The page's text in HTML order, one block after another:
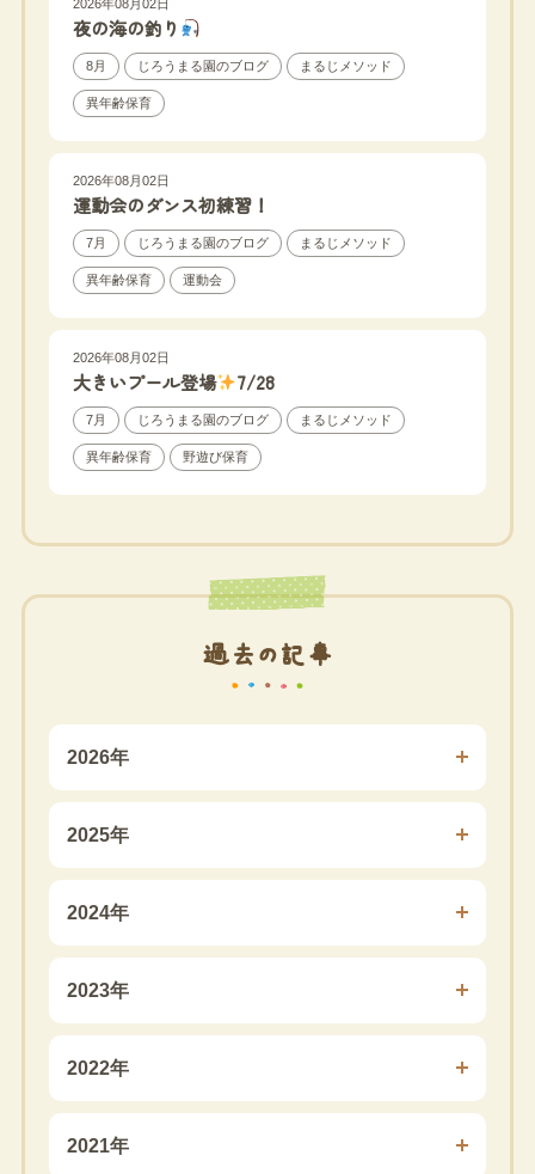
2026年08月02日
夜の海の釣り
8月 じろうまる園のブログ まるじメソッド
異年齢保育
2026年08月02日
運動会のダンス初練習！
7月 じろうまる園のブログ まるじメソッド
異年齢保育 運動会
2026年08月02日
大きいプール登場 7/28
7月 じろうまる園のブログ まるじメソッド
異年齢保育 野遊び保育
過去の記事
2026年
2025年
2024年
2023年
2022年
2021年